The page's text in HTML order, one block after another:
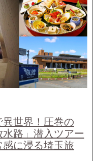
異世界！圧巻の
水路」潜入ツアー
に浸る埼玉旅